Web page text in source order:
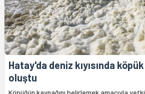
Hatay'da deniz kıyısında
oluştu